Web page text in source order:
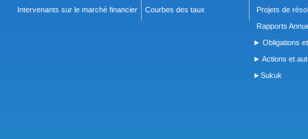
Intervenants sur le marché financier
Courbes des taux
Projets de
Rapports
► Obligations
► Actions et
►Sukuk